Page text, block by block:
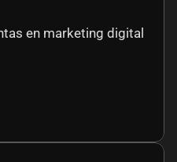
en marketing digital